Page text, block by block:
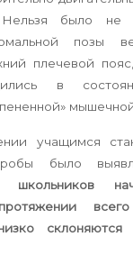
Нельзя было не
позы
плечевой
в
учащимся
было
школьников